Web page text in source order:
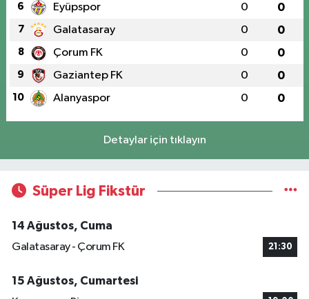
6 Eyüpspor 0 0
7 Galatasaray 0 0
8 Çorum FK 0 0
9 Gaziantep FK 0 0
10 Alanyaspor 0 0
Detaylar için tıklayın
Süper Lig Fikstür
14 Ağustos, Cuma
Galatasaray - Çorum FK
21:30
15 Ağustos, Cumartesi